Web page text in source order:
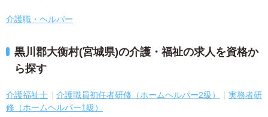
介護職・ヘルパー
黒川郡大衡村(宮城県)の介護・福祉の求人を資格か
ら探す
介護福祉士 介護職員初任者研修（ホームヘルパー2級）
実務者研
修（ホームヘルパー1級）